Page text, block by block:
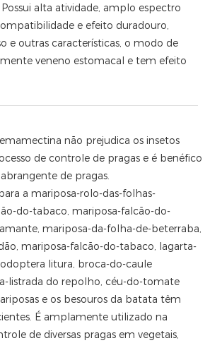
alta atividade, amplo espectro
e efeito duradouro,
e outras características, o modo de
veneno estomacal e tem efeito
não prejudica os insetos
de controle de pragas e é benéfico
de pragas.
a mariposa-rolo-das-folhas-
do-tabaco, mariposa-falcão-do-
mariposa-da-folha-de-beterraba,
mariposa-falcão-do-tabaco, lagarta-
litura, broca-do-caule
listrada do repolho, céu-do-tomate
e os besouros da batata têm
É amplamente utilizado na
de diversas pragas em vegetais,
resíduo e pesticidas biológicos
pode elaborar todos os tipos de
forma prudencial, rigorosos controles e
total pontualidade.
do herbicida.
proporciona boa atividade residual
algodão e tabaco.
polua lagoas e outras águas com o
árvores frutíferas. O intervalo seguro
de emamectina 5% sg, benzoato de
137512-74-4.
amplo espectro, segurança e longo
ratos, tripes e outros.
benzoato de emamectina, benzoato
inseticidas, fungicidas,
Ásia, Oriente Médio e outros países e
mundial.